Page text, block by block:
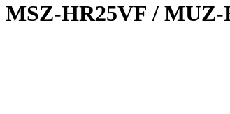
MSZ-HR25VF / MUZ-